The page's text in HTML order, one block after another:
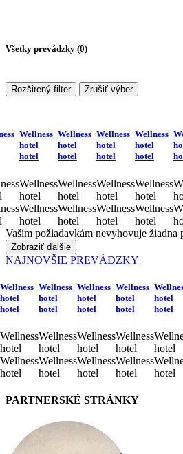
Všetky prevádzky (0)
Rozširený filter Zrušiť výber
Wellness
hotel
hotel
Wellness
hotel
Wellness
hotel
Wellness
hotel
hotel
Wellness
hotel
Wellness
hotel
Wellness
hotel
hotel
Wellness
hotel
Wellness
hotel
Wellness
hotel
hotel
Wellness
hotel
Wellness
hotel
Vaším požiadavkám nevyhovuje žiadna
Zobraziť ďalšie
NAJNOVŠIE PREVÁDZKY
Wellness
hotel
hotel
Wellness
hotel
Wellness
hotel
Wellness
hotel
hotel
Wellness
hotel
Wellness
hotel
Wellness
hotel
hotel
Wellness
hotel
Wellness
hotel
Wellness
hotel
hotel
Wellness
hotel
Wellness
hotel
hotel
hotel
hotel
hotel
PARTNERSKÉ STRÁNKY